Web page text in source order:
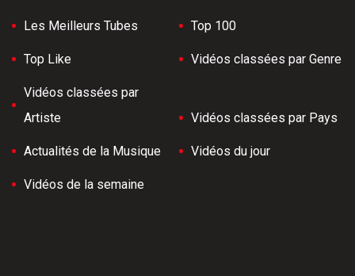
Les Meilleurs Tubes Top 100
Top Like Vidéos classées par Genre
Vidéos classées par
Artiste
Vidéos classées par Pays
Actualités de la Musique Vidéos du jour
Vidéos de la semaine